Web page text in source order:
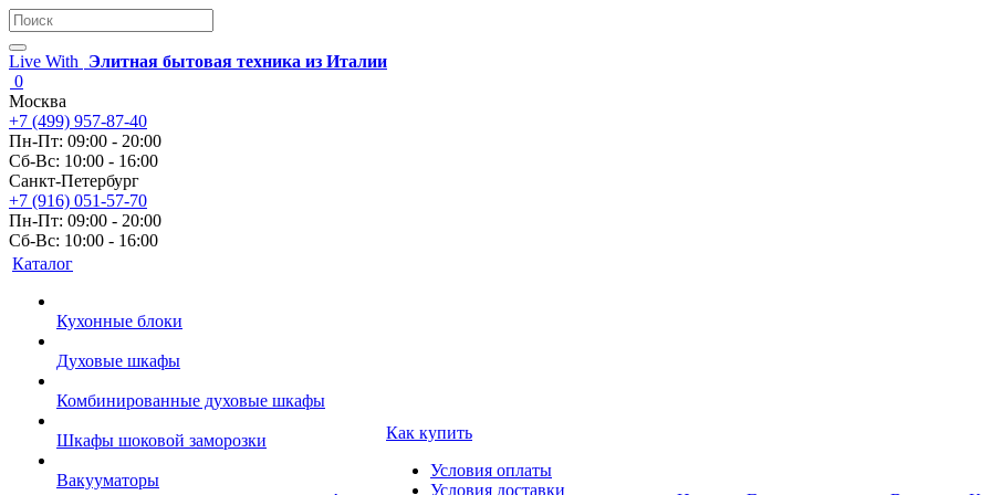
Live With
Элитная бытовая техника из Италии
0
Москва
+7 (499) 957-87-40
Пн-Пт: 09:00 - 20:00
Сб-Вс: 10:00 - 16:00
Санкт-Петербург
+7 (916) 051-57-70
Пн-Пт: 09:00 - 20:00
Сб-Вс: 10:00 - 16:00
Каталог
Кухонные блоки
Духовые шкафы
Комбинированные духовые шкафы
Шкафы шоковой заморозки
Вакууматоры
Как купить
Условия оплаты
Условия доставки